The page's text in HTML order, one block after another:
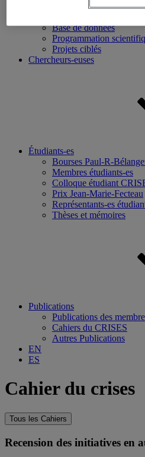
Base de données
Programmation
Projets ciblés
Chercheurs-euses
Étudiants-es
Bourses Paul-R-
Membres étudiants-es
Colloque étudiant
Prix Jean-Marie-Fecteau
Représentants-es
Thèses et mémoires
Publications
Publications des
Cahiers du CRISES
Autres Publications
EN
ES
Cahier du crises
Tous les Cahiers
Recension des initiatives en